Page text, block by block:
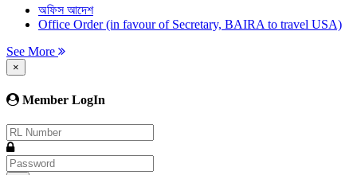
অফিস আদেশ
Office Order (in favour of Secretary, BAIRA to travel USA)
See More
×
Member LogIn